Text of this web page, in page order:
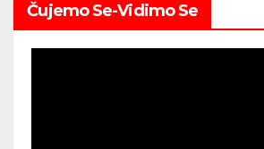
Čujemo Se-Vidimo Se